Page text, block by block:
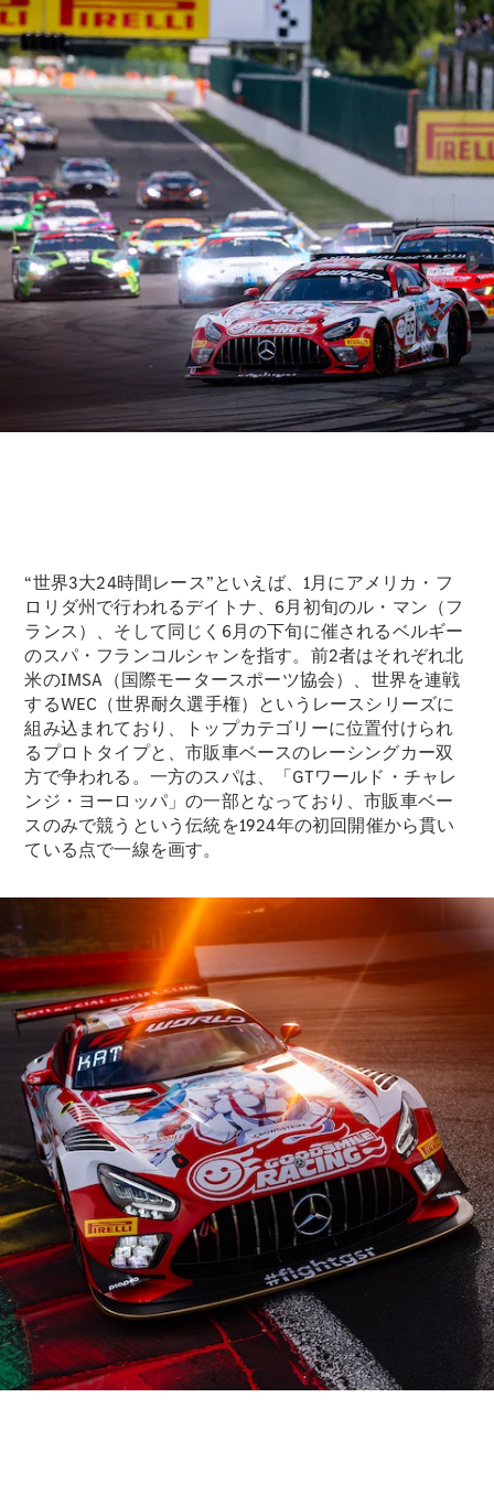
All Sedan
CLA
Sedan
電気
CLA
Sedan
New
C-Class
Sedan
EQS
Sedan
電気
E-Class
Sedan
S-Class
Sedan
New
S-Class
Sedan
Maybach
S-Class
New
ム
SUV
All SUV
EQA
電気
EQE
SUV
電気
EQS
EQS SUV
電気
GLA
GLB
GLC
GLC Coupé
GLE
GLE Coupé
GLS
Mercedes-
Maybach
GLS
G-
Class
電気
G-Class
試乗リクエ
スト
オンライン
ショールー
“世界3大24時間レース”といえば、1月にアメリカ・フ
ロリダ州で行われるデイトナ、6月初旬のル・マン（フ
ランス）、そして同じく6月の下旬に催されるベルギー
のスパ・フランコルシャンを指す。前2者はそれぞれ北
米のIMSA（国際モータースポーツ協会）、世界を連戦
するWEC（世界耐久選手権）というレースシリーズに
組み込まれており、トップカテゴリーに位置付けられ
るプロトタイプと、市販車ベースのレーシングカー双
方で争われる。一方のスパは、「GTワールド・チャレ
ンジ・ヨーロッパ」の一部となっており、市販車ベー
スのみで競うという伝統を1924年の初回開催から貫い
ている点で一線を画す。